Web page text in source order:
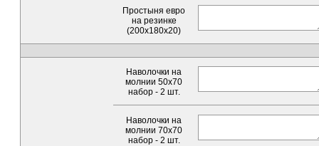
Простыня евро
на резинке
(200х180х20)
Наволочки на
молнии 50х70
набор - 2 шт.
Наволочки на
молнии 70х70
набор - 2 шт.